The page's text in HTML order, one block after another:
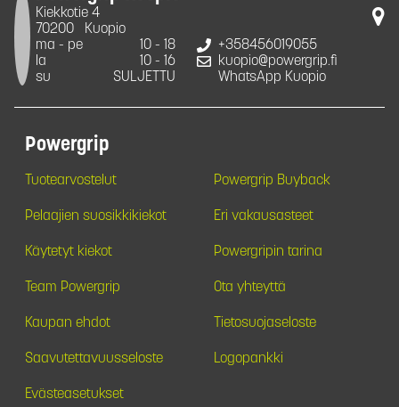
Kiekkotie 4
70200
Kuopio
ma - pe
10 - 18
la
10 - 16
su
SULJETTU
+358456019055
kuopio@powergrip.fi
WhatsApp Kuopio
Powergrip
Tuotearvostelut Powergrip Buyback
Pelaajien suosikkikiekot Eri vakausasteet
Käytetyt kiekot Powergripin tarina
Team Powergrip Ota yhteyttä
Kaupan ehdot Tietosuojaseloste
Saavutettavuusseloste Logopankki
Evästeasetukset